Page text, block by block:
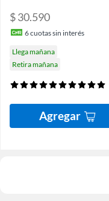
$ 30.590
6cuotas sin interés
Llega mañana
Retira mañana
Agregar